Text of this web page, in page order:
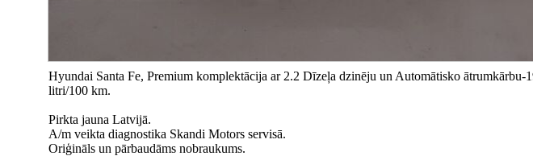
Hyundai Santa Fe, Premium komplektācija ar 2.2 Dīzeļa dzinēju un Automātisko ātrumkārbu-
litri/100 km.
Pirkta jauna Latvijā.
A/m veikta diagnostika Skandi Motors servisā.
Oriģināls un pārbaudāms nobraukums.